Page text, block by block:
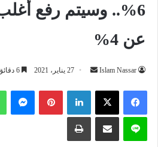
6%.. وسيتم رفع
عن 4%
Islam Nassar
أرسل
إلكترونيا
27 يناير، 2021
لينكدإن بينتيريست
لاين مشاركة عبر البريد طباعة